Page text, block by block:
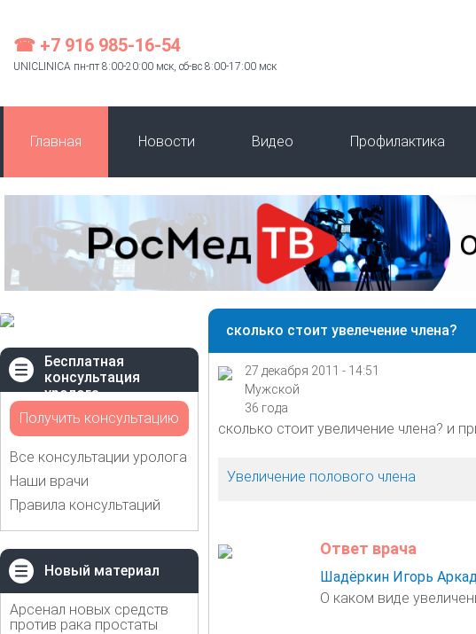
☎ +7 916 985-16-54
UNICLINICA пн-пт 8:00-20:00 мск, сб-вс 8:00-17:00 мск
Главная Новости Видео Профилактика
Бесплатная
консультация
уролога
Получить консультацию
Все консультации уролога
Наши врачи
Правила консультаций
Новый материал
Арсенал новых средств
против рака простаты
сколько стоит увелечение члена?
27 декабря 2011 - 14:51
Мужской
36 года
сколько стоит увеличение члена? и
Увеличение полового члена
Ответ врача
Шадёркин Игорь
О каком виде